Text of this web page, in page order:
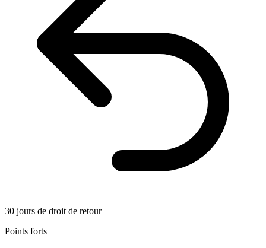
30 jours de droit de retour
Points forts